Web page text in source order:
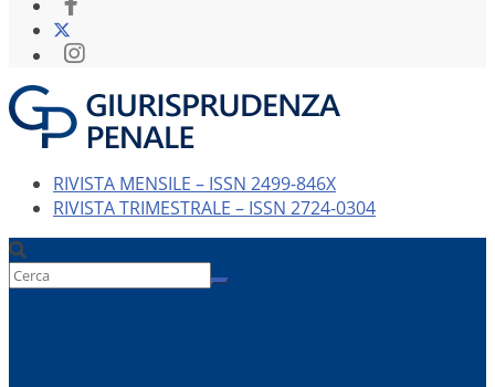
RIVISTA MENSILE – ISSN 2499-846X
RIVISTA TRIMESTRALE – ISSN 2724-0304